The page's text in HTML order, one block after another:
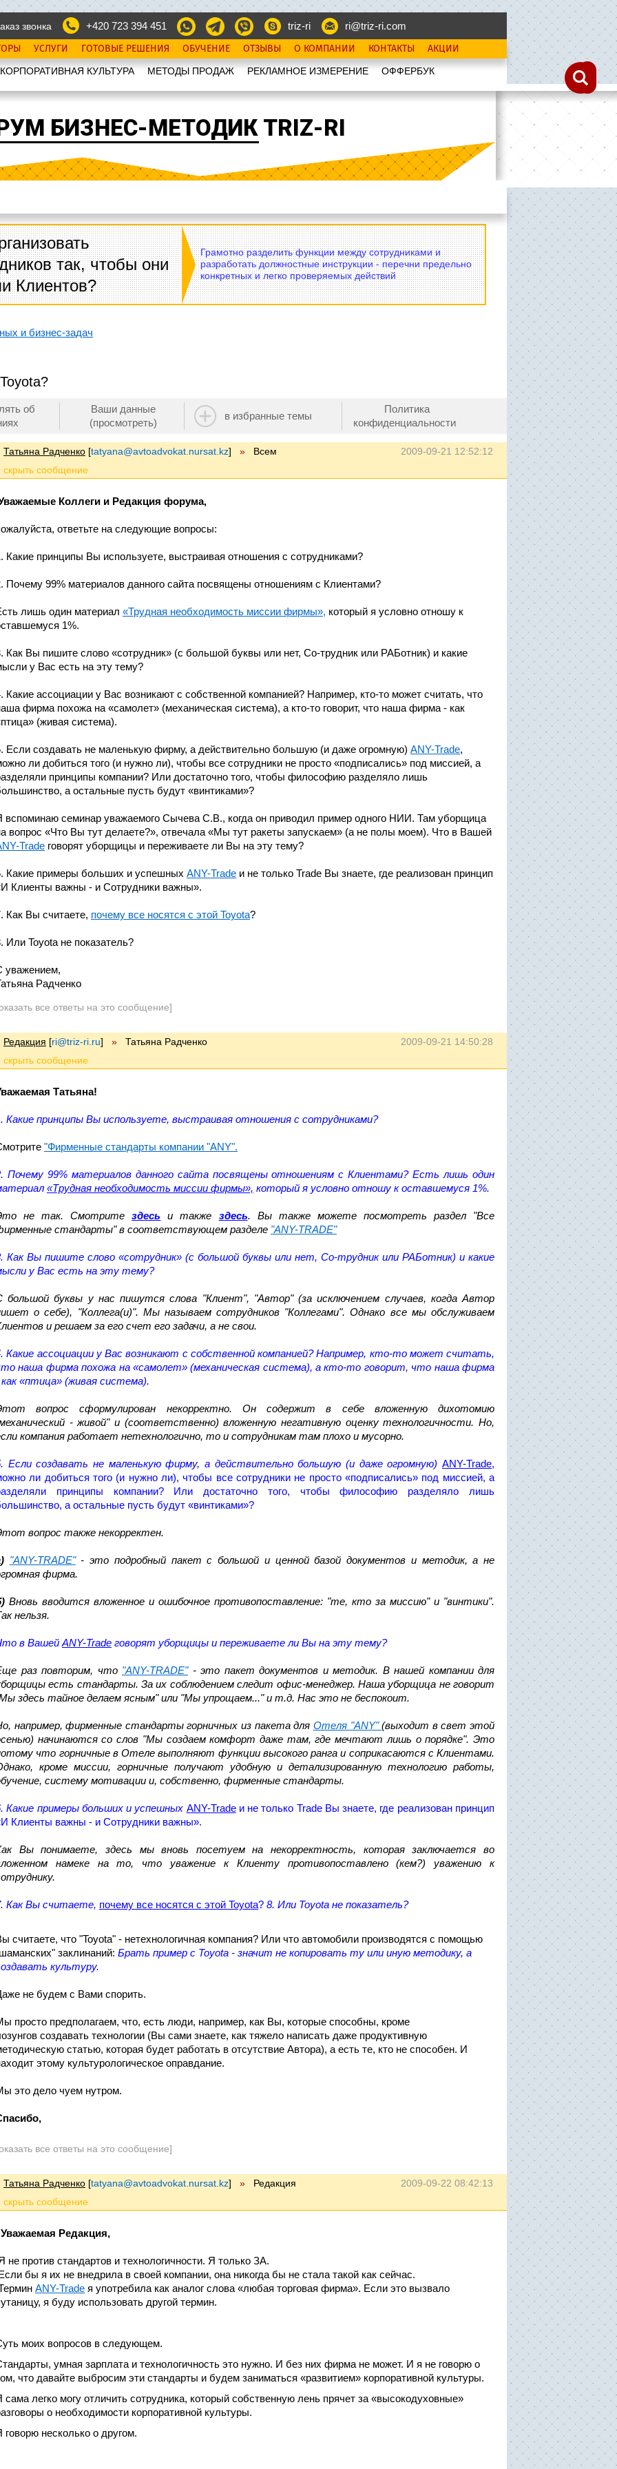
звонка +420 723 394 451 triz-ri ri@triz-ri.com
УСЛУГИ ГОТОВЫЕ РЕШЕНИЯ ОБУЧЕНИЕ ОТЗЫВЫ О КОМПАНИИ КОНТАКТЫ АКЦИИ
КОРПОРАТИВНАЯ КУЛЬТУРА МЕТОДЫ ПРОДАЖ РЕКЛАМНОЕ ИЗМЕРЕНИЕ OФФЕРБУК
БИЗНЕС-МЕТОДИК TRIZ-RI
так, чтобы они
Клиентов?
Грамотно разделить функции между сотрудниками и
разработать должностные инструкции - перечни предельно
конкретных и легко проверяемых действий
и бизнес-задач
об
Ваши данные
(просмотреть)
в избранные темы
Политика
конфиденциальности
2009-09-21 12:52:12
Татьяна Радченко [tatyana@avtoadvokat.nursat.kz] » Всем
Коллеги и Редакция форума,
ответьте на следующие вопросы:
Какие принципы Вы используете, выстраивая отношения с сотрудниками?
Почему 99% материалов данного сайта посвящены отношениям с Клиентами?
лишь один материал «Трудная необходимость миссии фирмы», который я условно отношу к
1%.
Как Вы пишите слово «сотрудник» (с большой буквы или нет, Со-трудник или РАБотник) и какие
у Вас есть на эту тему?
Какие ассоциации у Вас возникают с собственной компанией? Например, кто-то может считать, что
фирма похожа на «самолет» (механическая система), а кто-то говорит, что наша фирма - как
(живая система).
Если создавать не маленькую фирму, а действительно большую (и даже огромную) ANY-Trade,
ли добиться того (и нужно ли), чтобы все сотрудники не просто «подписались» под миссией, а
принципы компании? Или достаточно того, чтобы философию разделяло лишь
а остальные пусть будут «винтиками»?
вспоминаю семинар уважаемого Сычева С.В., когда он приводил пример одного НИИ. Там уборщица
вопрос «Что Вы тут делаете?», отвечала «Мы тут ракеты запускаем» (а не полы моем). Что в Вашей
Trade говорят уборщицы и переживаете ли Вы на эту тему?
Какие примеры больших и успешных ANY-Trade и не только Trade Вы знаете, где реализован принцип
Клиенты важны - и Сотрудники важны».
Как Вы считаете, почему все носятся с этой Toyota?
Или Toyota не показатель?
уважением,
Радченко
все ответы на это сообщение]
2009-09-21 14:50:28
Редакция [ri@triz-ri.ru] » Татьяна Радченко
Татьяна!
Какие принципы Вы используете, выстраивая отношения с сотрудниками?
"Фирменные стандарты компании "ANY".
Почему 99% материалов данного сайта посвящены отношениям с Клиентами? Есть лишь один
«Трудная необходимость миссии фирмы», который я условно отношу к оставшемуся 1%.
не так. Смотритездесь и также здесь. Вы также можете посмотреть раздел "Все
стандарты" в соответствующем разделе "ANY-TRADE"
Как Вы пишите слово «сотрудник» (с большой буквы или нет, Со-трудник или РАБотник) и какие
у Вас есть на эту тему?
большой буквы у нас пишутся слова "Клиент", "Автор" (за исключением случаев, когда Автор
о себе), "Коллега(и)". Мы называем сотрудников "Коллегами". Однако все мы обслуживаем
и решаем за его счет его задачи, а не свои.
Какие ассоциации у Вас возникают с собственной компанией? Например, кто-то может считать,
наша фирма похожа на «самолет» (механическая система), а кто-то говорит, что наша фирма
«птица» (живая система).
вопрос сформулирован некорректно. Он содержит в себе вложенную дихотомию
- живой" и (соответственно) вложенную негативную оценку технологичности. Но,
компания работает нетехнологично, то и сотрудникам там плохо и мусорно.
Если создавать не маленькую фирму, а действительно большую (и даже огромную) ANY-Trade,
ли добиться того (и нужно ли), чтобы все сотрудники не просто «подписались» под миссией, а
принципы компании? Или достаточно того, чтобы философию разделяло лишь
а остальные пусть будут «винтиками»?
вопрос также некорректен.
"ANY-TRADE"- это подробный пакет с большой и ценной базой документов и методик, а не
фирма.
Вновь вводится вложенное и ошибочное противопоставление: "те, кто за миссию" и "винтики".
нельзя.
в Вашей ANY-Trade говорят уборщицы и переживаете ли Вы на эту тему?
раз повторим, что "ANY-TRADE"- это пакет документов и методик. В нашей компании для
есть стандарты. За их соблюдением следит офис-менеджер. Наша уборщица не говорит
здесь тайное делаем ясным" или "Мы упрощаем..." и т.д. Нас это не беспокоит.
например, фирменные стандарты горничных из пакета для Отеля "ANY"(выходит в свет этой
начинаются со слов "Мы создаем комфорт даже там, где мечтают лишь о порядке". Это
что горничные в Отеле выполняют функции высокого ранга и соприкасаются с Клиентами.
кроме миссии, горничные получают удобную и детализированную технологию работы,
систему мотивации и, собственно, фирменные стандарты.
Какие примеры больших и успешных ANY-Tradeи не только Trade Вы знаете, где реализован принцип
Клиенты важны - и Сотрудники важны».
Вы понимаете, здесь мы вновь посетуем на некорректность, которая заключается во
намеке на то, что уважение к Клиенту противопоставлено (кем?) уважению к
Как Вы считаете, почему все носятся с этой Toyota? 8. Или Toyota не показатель?
считаете, что "Toyota" - нетехнологичная компания? Или что автомобили производятся с помощью
заклинаний: Брать пример с Toyota - значит не копировать ту или иную методику, а
культуру.
не будем с Вами спорить.
просто предполагаем, что, есть люди, например, как Вы, которые способны, кроме
создавать технологии (Вы сами знаете, как тяжело написать даже продуктивную
статью, которая будет работать в отсутствие Автора), а есть те, кто не способен. И
этому культурологическое оправдание.
это дело чуем нутром.
все ответы на это сообщение]
2009-09-22 08:42:13
Татьяна Радченко [tatyana@avtoadvokat.nursat.kz] » Редакция
Уважаемая Редакция,
не против стандартов и технологичности. Я только ЗА.
бы я их не внедрила в своей компании, она никогда бы не стала такой как сейчас.
ANY-Trade я употребила как аналог слова «любая торговая фирма». Если это вызвало
я буду использовать другой термин.
моих вопросов в следующем.
умная зарплата и технологичность это нужно. И без них фирма не может. И я не говорю о
что давайте выбросим эти стандарты и будем заниматься «развитием» корпоративной культуры.
сама легко могу отличить сотрудника, который собственную лень прячет за «высокодуховные»
о необходимости корпоративной культуры.
говорю несколько о другом.